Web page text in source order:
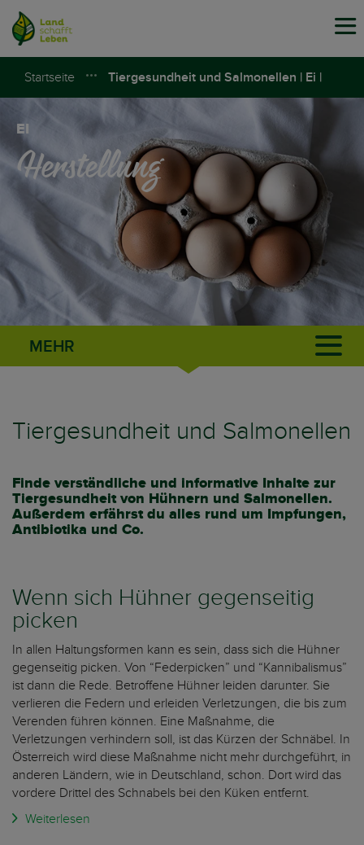
Startseite Tiergesundheit und Salmonellen | Ei |
Land schafft Leben
EI
Herstellung
MEHR
Tiergesundheit und Salmonellen
Finde verständliche und informative Inhalte zur
Tiergesundheit von Hühnern und Salmonellen.
Außerdem erfährst du alles rund um Impfungen,
Antibiotika und Co.
Wenn sich Hühner gegenseitig
picken
In allen Haltungsformen kann es sein, dass sich die Hühner
gegenseitig picken. Von “Federpicken” und “Kannibalismus”
ist dann die Rede. Betroffene Hühner leiden darunter. Sie
verlieren die Federn und erleiden Verletzungen, die bis zum
Verenden führen können. Eine Maßnahme, die
Verletzungen verhindern soll, ist das Kürzen der Schnäbel. In
Österreich wird diese Maßnahme nicht mehr durchgeführt, in
anderen Ländern, wie in Deutschland, schon. Dort wird das
vordere Drittel des Schnabels bei den Küken entfernt.
Weiterlesen